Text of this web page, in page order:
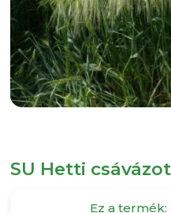
SU Hetti
Ez a termék: